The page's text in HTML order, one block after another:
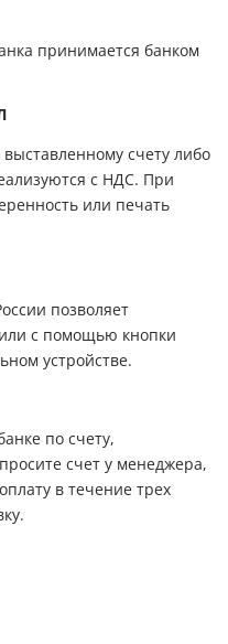
принимается банком
счету либо
с НДС. При
или печать
позволяет
или с помощью кнопки
устройстве.
по счету,
счет у менеджера,
в течение трех